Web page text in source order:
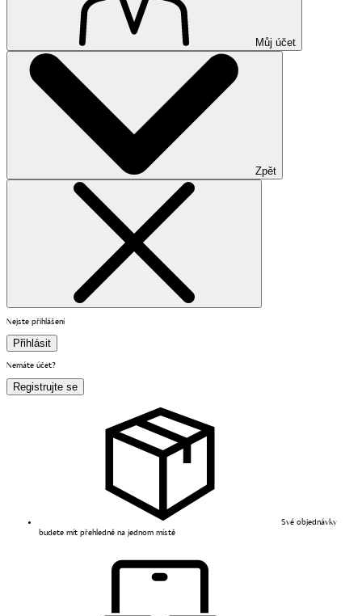
Můj účet
Zpět
Nejste přihlášení
Přihlásit
Nemáte účet?
Registrujte se
Své objednávky
budete mít přehledně na jednom místě